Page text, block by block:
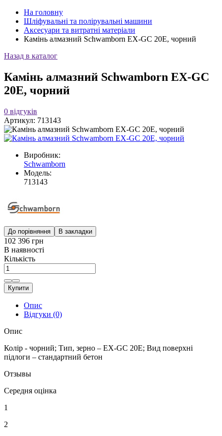
На головну
Шліфувальні та полірувальні машини
Аксесуари та витратні матеріали
Камінь алмазний Schwamborn EX-GC 20E, чорний
Назад в каталог
Камінь алмазний Schwamborn EX-GC
20E, чорний
0 відгуків
Артикул: 713143
Виробник:
Schwamborn
Модель:
713143
До порівняння В закладки
102 396 грн
В наявності
Кількість
Купити
Опис
Відгуки (0)
Опис
Колір - чорний; Тип, зерно – EX-GC 20E; Вид поверхні
підлоги – стандартний бетон
Отзывы
Середня оцінка
1
2